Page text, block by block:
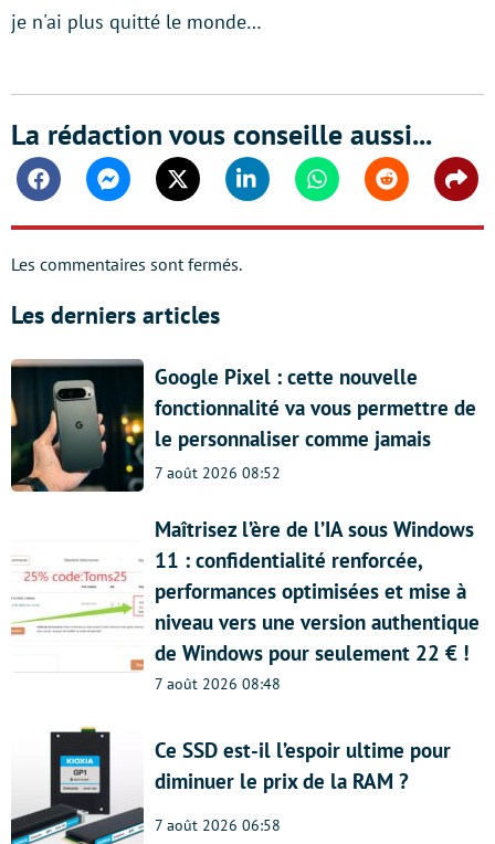
je n'ai plus quitté le monde…
La rédaction vous conseille aussi...
FacebookMessengerTwitter Linkedin WhatsappReddit
Les commentaires sont fermés.
Les derniers articles
Google Pixel : cette nouvelle
fonctionnalité va vous permettre de
le personnaliser comme jamais
7 août 2026 08:52
Maîtrisez l’ère de l’IA sous Windows
11 : confidentialité renforcée,
performances optimisées et mise à
niveau vers une version authentique
de Windows pour seulement 22 € !
7 août 2026 08:48
Ce SSD est-il l’espoir ultime pour
diminuer le prix de la RAM ?
7 août 2026 06:58